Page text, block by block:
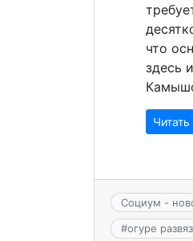
что
здесь
Читать
Социум -
#огуре